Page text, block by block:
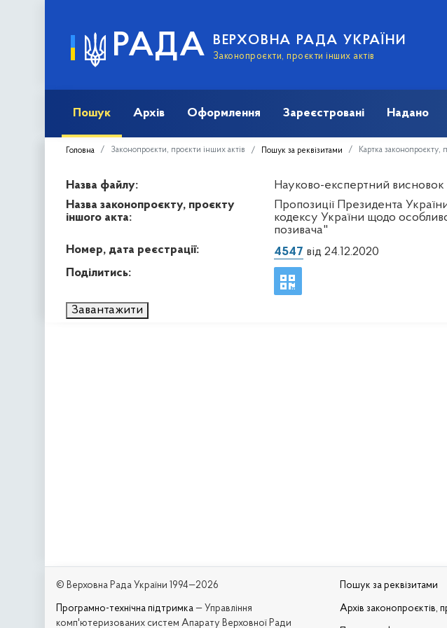
РАДА ВЕРХОВНА РАДА УКРАЇНИ
Законопроєкти, проєкти інших актів
Пошук Архів Оформлення Зареєстровані Надано
Головна Законопроєкти, проєкти інших актів Пошук за реквізитами Картка законопроєкту,
Назва файлу:
Науково-експертний
Назва законопроєкту, проєкту
іншого акта:
Пропозиції Президента
кодексу України щодо
позивача"
Номер, дата реєстрації:
4547 від 24.12.2020
Поділитись:
Завантажити
© Верховна Рада України 1994—2026
Програмно-технічна підтримка — Управління
комп'ютеризованих систем Апарату Верховної Ради
Пошук за реквізитами
Архів законопроєктів,